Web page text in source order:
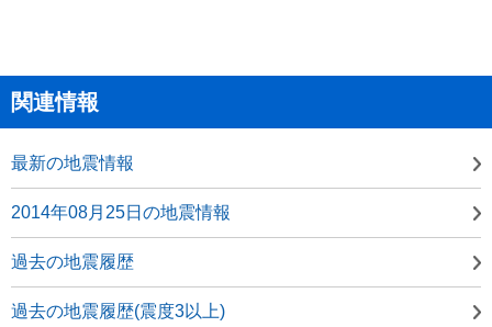
関連情報
最新の地震情報
2014年08月25日の地震情報
過去の地震履歴
過去の地震履歴(震度3以上)